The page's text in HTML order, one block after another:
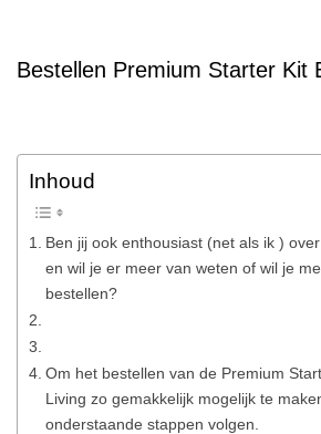
Bestellen Premium Starter Kit
Inhoud
Ben jij ook enthousiast (net als ik )
en wil je er meer van weten of wil je
bestellen?
Om het bestellen van de Premium
Living zo gemakkelijk mogelijk te
onderstaande stappen volgen.